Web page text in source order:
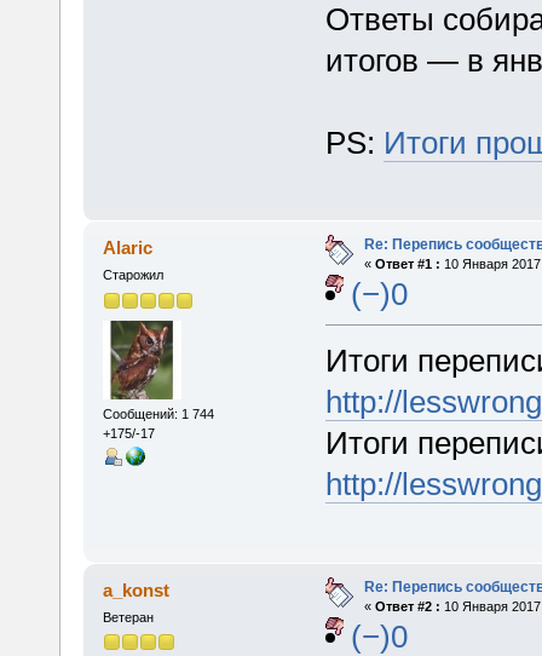
Ответы
итогов — в
PS: Итоги
Alaric
Старожил
Сообщений: 1 744
+175/-17
Re: Перепись
« Ответ #1 : 10 Января
(−)0
Итоги
http://
Итоги
http://
a_konst
Ветеран
Re: Перепись
« Ответ #2 : 10 Января
(−)0